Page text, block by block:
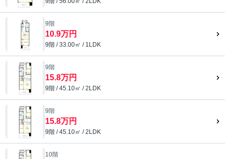
9階
10.9万円
9階 / 33.00㎡ / 1LDK
9階
15.8万円
9階 / 45.10㎡ / 2LDK
9階
15.8万円
9階 / 45.10㎡ / 2LDK
10階